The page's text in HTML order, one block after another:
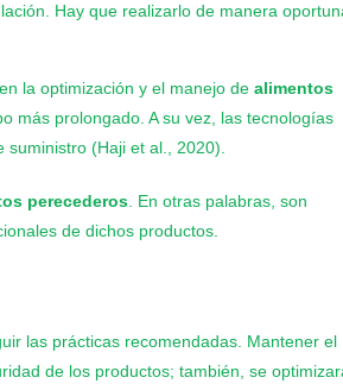
Hay que realizarlo de manera
la optimización y el manejo dealimentos
más prolongado. A su vez, las tecnologías
suministro (Haji et al., 2020).
perecederos. En otras palabras, son
de dichos productos.
las prácticas recomendadas. Mantener el
de los productos; también, se